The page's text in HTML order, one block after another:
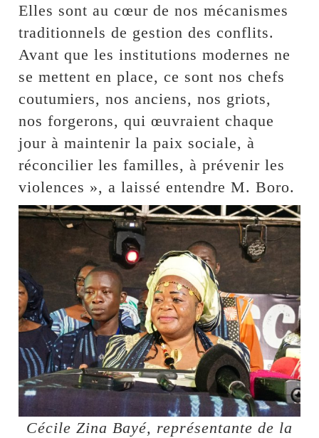
Elles sont au cœur de nos mécanismes
traditionnels de gestion des conflits.
Avant que les institutions modernes ne
se mettent en place, ce sont nos chefs
coutumiers, nos anciens, nos griots,
nos forgerons, qui œuvraient chaque
jour à maintenir la paix sociale, à
réconcilier les familles, à prévenir les
violences », a laissé entendre M. Boro.
Cécile Zina Bayé, représentante de la